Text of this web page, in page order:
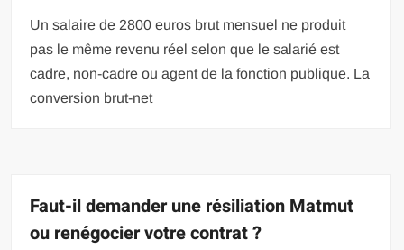
Un salaire de 2800 euros brut mensuel ne produit
pas le même revenu réel selon que le salarié est
cadre, non-cadre ou agent de la fonction publique. La
conversion brut-net
Faut-il demander une résiliation Matmut
ou renégocier votre contrat ?